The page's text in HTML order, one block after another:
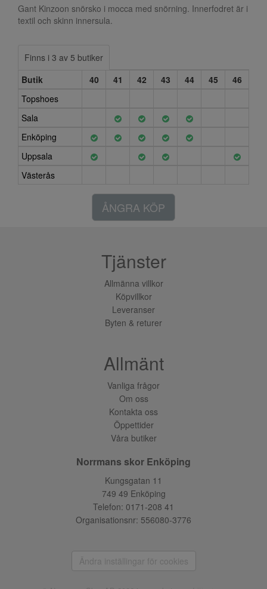
Gant Kinzoon snörsko i mocca med snörning. Innerfodret är i
textil och skinn innersula.
Finns i 3 av 5 butiker
Butik
40 41 42 43 44 45
46
Topshoes
Sala
Enköping
Uppsala
Västerås
ÅNGRA KÖP
Tjänster
Allmänna villkor
Köpvillkor
Leveranser
Byten & returer
Allmänt
Vanliga frågor
Om oss
Kontakta oss
Öppettider
Våra butiker
Norrmans skor Enköping
Kungsgatan 11
749 49 Enköping
Telefon: 0171-208 41
Organisationsnr: 556080-3776
Ändra inställingar för cookies